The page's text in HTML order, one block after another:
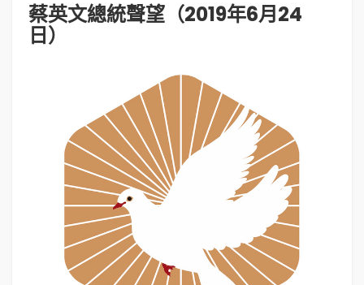
蔡英文總統聲望（2019年6月24
日）